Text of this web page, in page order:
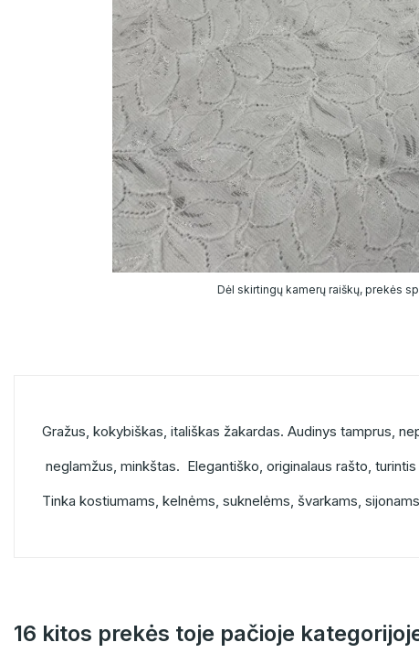
Dėl skirtingų kamerų raiškų, prekės
Gražus, kokybiškas, itališkas žakardas. Audinys tamprus,
neglamžus, minkštas. Elegantiško, originalaus rašto,
Tinka kostiumams, kelnėms, suknelėms, švarkams,
16 kitos prekės toje pačioje